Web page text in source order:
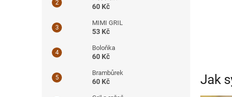
60 Kč
MIMI GRIL
53 Kč
Boloňka
60 Kč
Brambůrek
60 Kč Jak